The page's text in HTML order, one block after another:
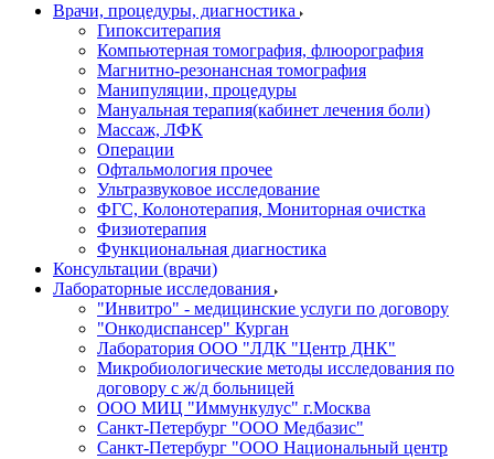
Врачи, процедуры, диагностика
Гипокситерапия
Компьютерная томография, флюорография
Магнитно-резонансная томография
Манипуляции, процедуры
Мануальная терапия(кабинет лечения боли)
Массаж, ЛФК
Операции
Офтальмология прочее
Ультразвуковое исследование
ФГС, Колонотерапия, Мониторная очистка
Физиотерапия
Функциональная диагностика
Консультации (врачи)
Лабораторные исследования
"Инвитро" - медицинские услуги по договору
"Онкодиспансер" Курган
Лаборатория ООО "ЛДК "Центр ДНК"
Микробиологические методы исследования по
договору с ж/д больницей
ООО МИЦ "Иммункулус" г.Москва
Санкт-Петербург "ООО Медбазис"
Санкт-Петербург "ООО Национальный центр